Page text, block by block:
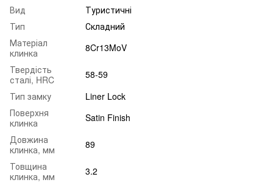
Вид
Туристичні
Тип
Складний
Матеріал
клинка
8Cr13MoV
Твердість
сталі, HRC
58-59
Тип замку
Liner Lock
Поверхня
клинка
Satin Finish
Довжина
клинка, мм
89
Товщина
клинка, мм
3.2